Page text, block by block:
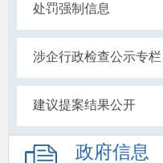
处罚强制信息
涉企行政检查公示专栏
建议提案结果公开
政府信息